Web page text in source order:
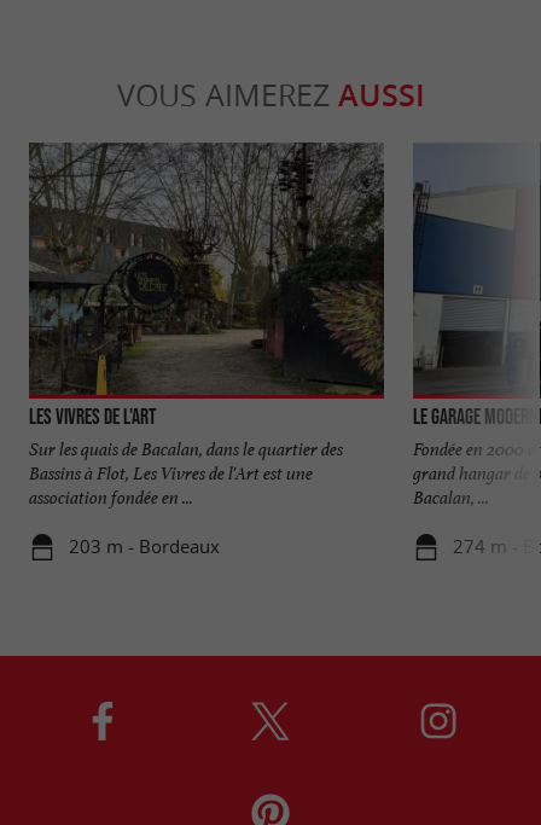
VOUS AIMEREZ AUSSI
Les Vivres de l'Art
Sur les quais de Bacalan, dans le quartier des
Bassins à Flot, Les Vivres de l'Art est une
association fondée en ...
203 m - Bordeaux
Le Garage
Fondée en 2000
grand hangar de
Bacalan, ...
274 m -